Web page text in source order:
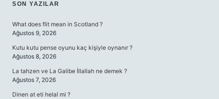
SIDEBAR
SON YAZILAR
What does flit mean in Scotland ?
Ağustos 9, 2026
Kutu kutu pense oyunu kaç kişiyle oynanır ?
Ağustos 8, 2026
La tahzen ve La Galibe İllallah ne demek ?
Ağustos 7, 2026
Dinen at eti helal mi ?